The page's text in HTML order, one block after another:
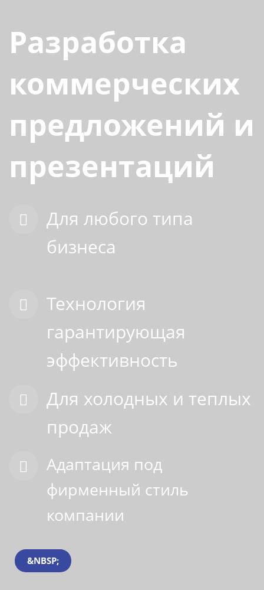
Разработка
коммерческих
предложений и
презентаций
Для любого типа
бизнеса
Технология
гарантирующая
эффективность
Для холодных и теплых
продаж
Адаптация под
фирменный стиль
компании
&NBSP;